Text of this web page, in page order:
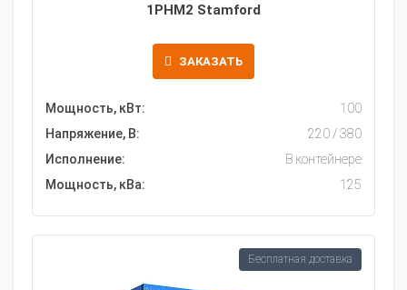
1РНМ2 Stamford
ЗАКАЗАТЬ
Мощность, кВт:
100
Напряжение, В:
220 / 380
Исполнение:
В контейнере
Мощность, кВа:
125
Бесплатная доставка